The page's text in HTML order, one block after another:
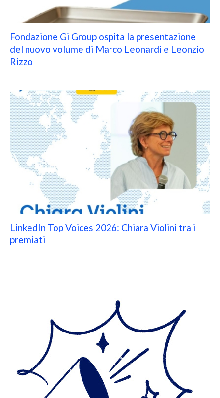
Fondazione Gi Group ospita la presentazione
del nuovo volume di Marco Leonardi e Leonzio
Rizzo
LinkedIn Top Voices 2026: Chiara Violini tra i
premiati